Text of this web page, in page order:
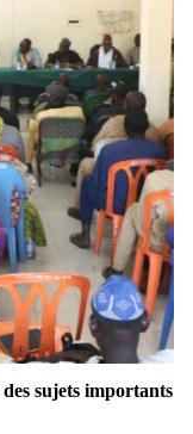
sujets importants